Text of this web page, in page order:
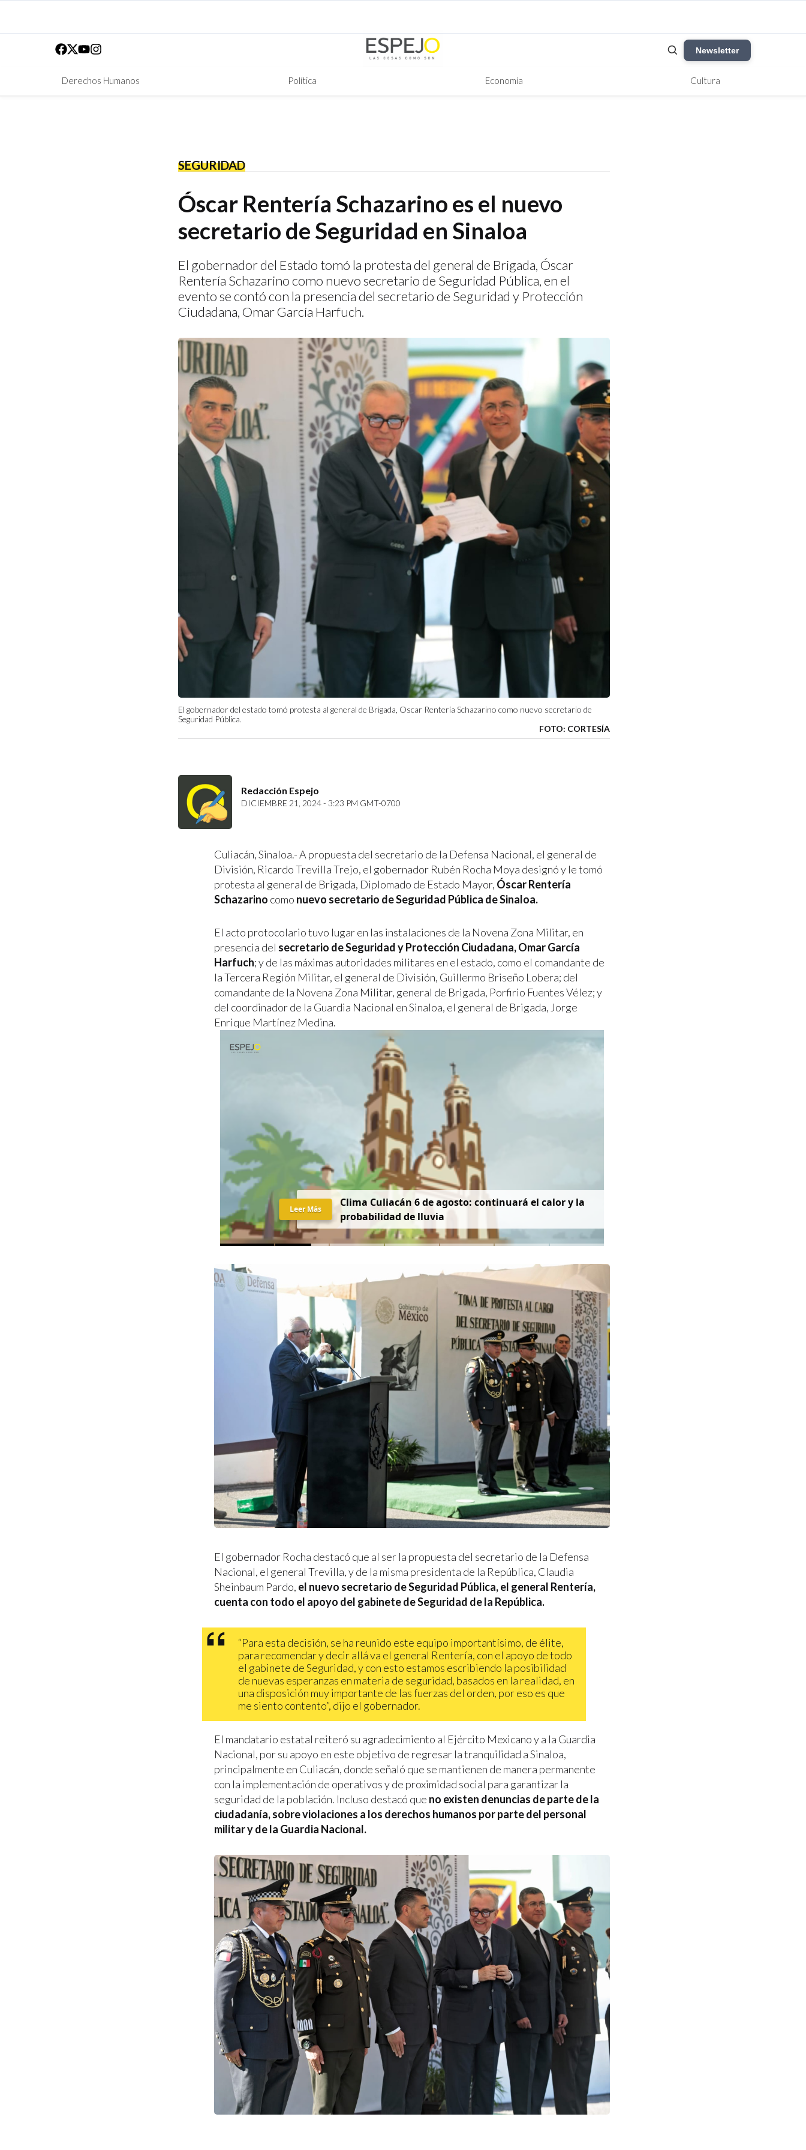
Newsletter
Derechos Humanos Política Economía Cultura
SEGURIDAD
Óscar Rentería Schazarino es el nuevo
secretario de Seguridad en Sinaloa
El gobernador del Estado tomó la protesta del general de Brigada, Óscar
Rentería Schazarino como nuevo secretario de Seguridad Pública, en el
evento se contó con la presencia del secretario de Seguridad y Protección
Ciudadana, Omar García Harfuch.
El gobernador del estado tomó protesta al general de Brigada, Oscar Rentería Schazarino como nuevo secretario de
Seguridad Pública.
FOTO: CORTESÍA
Redacción Espejo
DICIEMBRE 21, 2024 - 3:23 PM GMT-0700
Culiacán, Sinaloa.- A propuesta del secretario de la Defensa Nacional, el general de
División, Ricardo Trevilla Trejo, el gobernador Rubén Rocha Moya designó y le tomó
protesta al general de Brigada, Diplomado de Estado Mayor, Óscar Rentería
Schazarino como nuevo secretario de Seguridad Pública de Sinaloa.
El acto protocolario tuvo lugar en las instalaciones de la Novena Zona Militar, en
presencia del secretario de Seguridad y Protección Ciudadana, Omar García
Harfuch; y de las máximas autoridades militares en el estado, como el comandante de
la Tercera Región Militar, el general de División, Guillermo Briseño Lobera; del
comandante de la Novena Zona Militar, general de Brigada, Porfirio Fuentes Vélez; y
del coordinador de la Guardia Nacional en Sinaloa, el general de Brigada, Jorge
Enrique Martínez Medina.
Clima Culiacán 6 de agosto: continuará el calor y la
probabilidad de lluvia
Leer Más
El gobernador Rocha destacó que al ser la propuesta del secretario de la Defensa
Nacional, el general Trevilla, y de la misma presidenta de la República, Claudia
Sheinbaum Pardo, el nuevo secretario de Seguridad Pública, el general Rentería,
cuenta con todo el apoyo del gabinete de Seguridad de la República.
“Para esta decisión, se ha reunido este equipo importantísimo, de élite,
para recomendar y decir allá va el general Rentería, con el apoyo de todo
el gabinete de Seguridad, y con esto estamos escribiendo la posibilidad
de nuevas esperanzas en materia de seguridad, basados en la realidad, en
una disposición muy importante de las fuerzas del orden, por eso es que
me siento contento”, dijo el gobernador.
El mandatario estatal reiteró su agradecimiento al Ejército Mexicano y a la Guardia
Nacional, por su apoyo en este objetivo de regresar la tranquilidad a Sinaloa,
principalmente en Culiacán, donde señaló que se mantienen de manera permanente
con la implementación de operativos y de proximidad social para garantizar la
seguridad de la población. Incluso destacó que no existen denuncias de parte de la
ciudadanía, sobre violaciones a los derechos humanos por parte del personal
militar y de la Guardia Nacional.